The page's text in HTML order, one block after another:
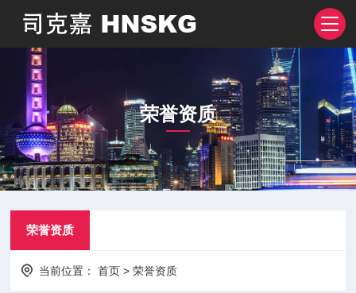
荣誉资质
荣誉资质
当前位置：首页 >荣誉资质